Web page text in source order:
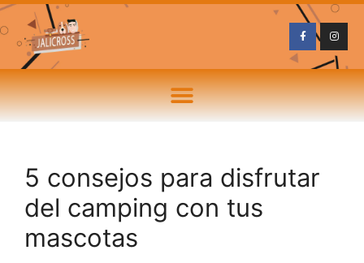
5 consejos para disfrutar
del camping con tus
mascotas